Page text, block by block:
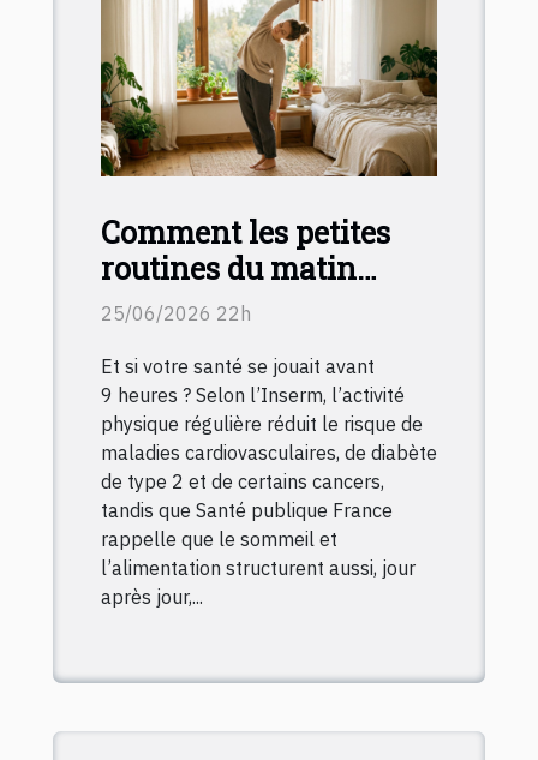
Comment les petites
routines du matin
transforment le
quotidien
25/06/2026 22h
Et si votre santé se jouait avant
9 heures ? Selon l’Inserm, l’activité
physique régulière réduit le risque de
maladies cardiovasculaires, de diabète
de type 2 et de certains cancers,
tandis que Santé publique France
rappelle que le sommeil et
l’alimentation structurent aussi, jour
après jour,...